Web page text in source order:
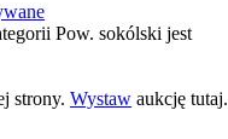
Pow. sokólski jest
strony. Wystaw aukcję tutaj.